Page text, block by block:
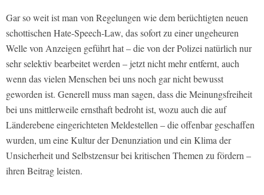
Gar so weit ist man von Regelungen wie dem berüchtigten neuen
schottischen Hate-Speech-Law, das sofort zu einer ungeheuren
Welle von Anzeigen geführt hat – die von der Polizei natürlich nur
sehr selektiv bearbeitet werden – jetzt nicht mehr entfernt, auch
wenn das vielen Menschen bei uns noch gar nicht bewusst
geworden ist. Generell muss man sagen, dass die Meinungsfreiheit
bei uns mittlerweile ernsthaft bedroht ist, wozu auch die auf
Länderebene eingerichteten Meldestellen – die offenbar geschaffen
wurden, um eine Kultur der Denunziation und ein Klima der
Unsicherheit und Selbstzensur bei kritischen Themen zu fördern –
ihren Beitrag leisten.